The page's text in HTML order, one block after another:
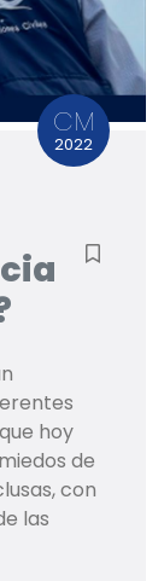
CM
2022
hoy
de
con
las